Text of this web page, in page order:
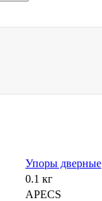
Упоры дверные
0.1 кг
APECS